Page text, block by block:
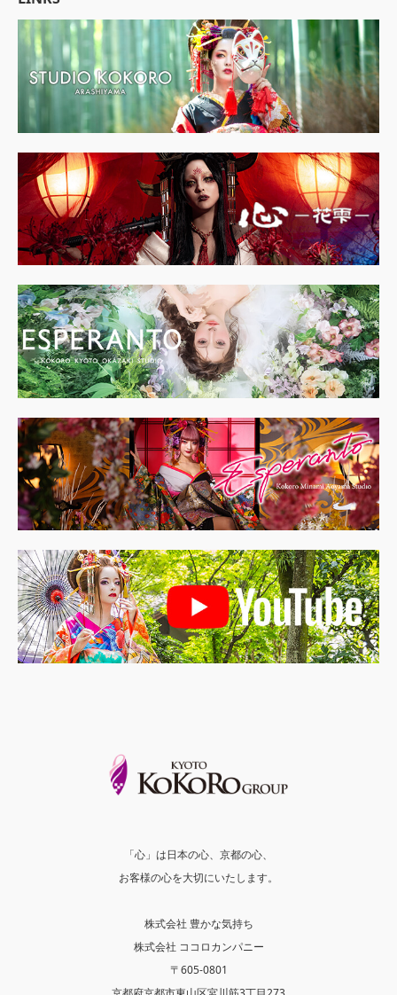
「心」は日本の心、京都の心、
お客様の心を大切にいたします。
株式会社 豊かな気持ち
株式会社 ココロカンパニー
〒605-0801